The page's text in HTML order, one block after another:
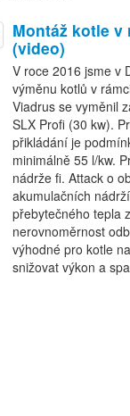
Montáž kotle
(video)
V roce 2016 jsme v
výměnu kotlů v
Viadrus se vyměnil
SLX Profi (30 kw).
přikládání je
minimálně 55 l/kw.
nádrže fi. Attack o
akumulačních
přebytečného tepla
nerovnoměrnost
výhodné pro kotle
snižovat výkon a